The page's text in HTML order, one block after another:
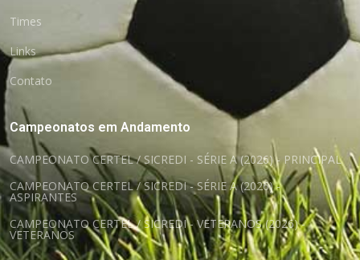
Times
Links
Contato
Campeonatos em Andamento
CAMPEONATO CERTEL / SICREDI - SÉRIE A (2026) - PRINCIPAL
CAMPEONATO CERTEL / SICREDI - SÉRIE A (2026) -
ASPIRANTES
CAMPEONATO CERTEL / SICREDI - VETERANOS (2026) -
VETERANOS